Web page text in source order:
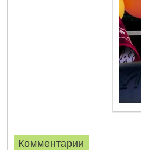
Комментарии